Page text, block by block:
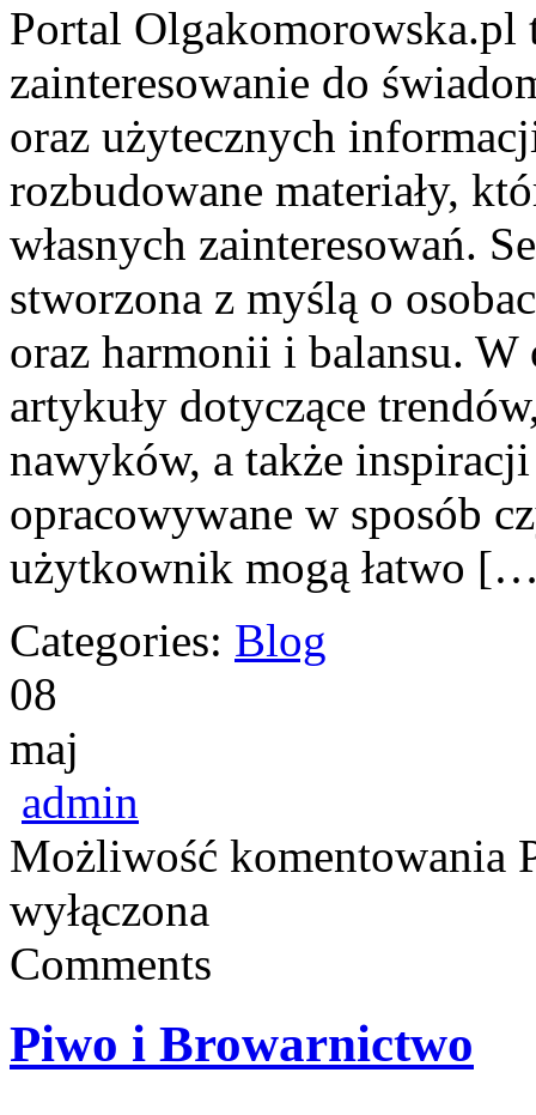
Portal
zainteresowanie do
oraz użytecznych
rozbudowane materiały,
własnych zainteresowań.
stworzona z myślą o
oraz harmonii i balansu. W
artykuły dotyczące
nawyków, a także
opracowywane w sposób
użytkownik mogą łatwo
Categories: Blog
08
maj
admin
Możliwość komentowania
wyłączona
Comments
Piwo i Browarnictwo